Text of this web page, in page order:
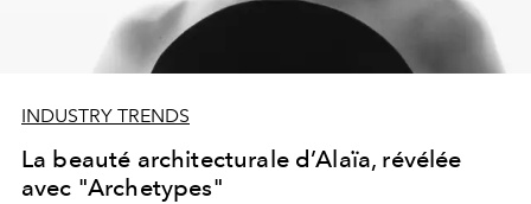
INDUSTRY TRENDS
La beauté architecturale d’Alaïa, révélée
avec "Archetypes"